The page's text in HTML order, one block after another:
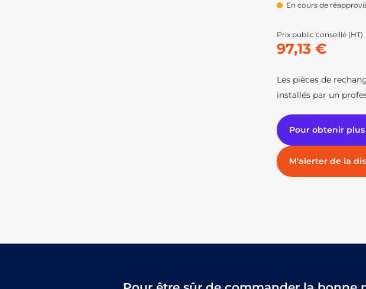
En cours de
Prix public conseillé (HT)
97,13 €
Les pièces de
installés par un
Pour obtenir
M'alerter de la